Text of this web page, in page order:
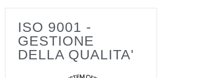
ISO 9001 -
GESTIONE
DELLA QUALITA'